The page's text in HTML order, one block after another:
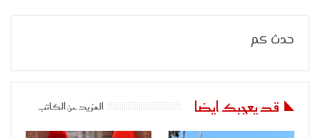
حدث كم
قد يعجبك ايضا المزيد عن الكاتب